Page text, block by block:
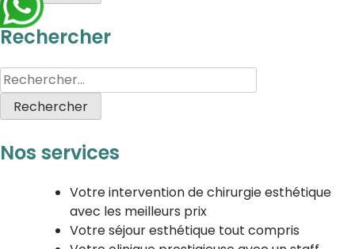
Rechercher
Nos services
Votre intervention de chirurgie esthétique
avec les meilleurs prix
Votre séjour esthétique tout compris